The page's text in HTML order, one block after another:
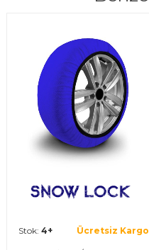
Stok: 4+ Ücretsiz Kargo